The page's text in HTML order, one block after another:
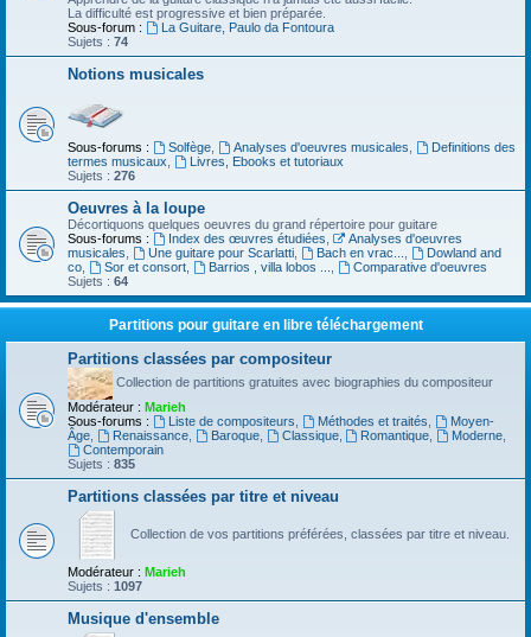
La difficulté est progressive et bien préparée.
Sous-forum :
La Guitare, Paulo da Fontoura
Sujets : 74
Notions musicales
Sous-forums : Solfège, Analyses d'oeuvres musicales
Definitions des
termes musicaux
Livres, Ebooks et tutoriaux
Sujets : 276
Oeuvres à la loupe
Décortiquons quelques oeuvres du grand répertoire pour guitare
Sous-forums :
Index des œuvres étudiées
Analyses d'oeuvres
musicales
Une guitare pour Scarlatti, Bach en vrac...
Dowland and
co
Sor et consort, Barrios , villa lobos ...
Comparative d'oeuvres
Sujets : 64
Partitions pour guitare en libre téléchargement
Partitions classées par compositeur
Collection de partitions gratuites avec biographies du compositeur
Modérateur : Marieh
Sous-forums :
Liste de compositeurs Méthodes et traités
Moyen-
Âge
Renaissance, Baroque, Classique, Romantique Moderne
Contemporain
Sujets : 835
Partitions classées par titre et niveau
Collection de vos partitions préférées, classées par titre et niveau.
Modérateur : Marieh
Sujets : 1097
Musique d'ensemble